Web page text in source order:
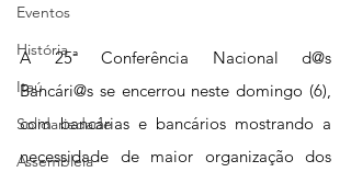
Eventos
História
Itaú
Solidariedade
Assembleia
A 25ª Conferência Nacional d@s
Bancári@s se encerrou neste domingo (6),
com bancárias e bancários mostrando a
necessidade de maior organização dos